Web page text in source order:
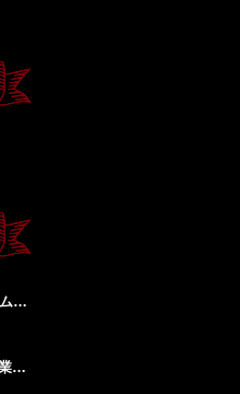
西中島BARおれたこBARタイムすたーと！
西中島BARおれたこランチ営業DAY！